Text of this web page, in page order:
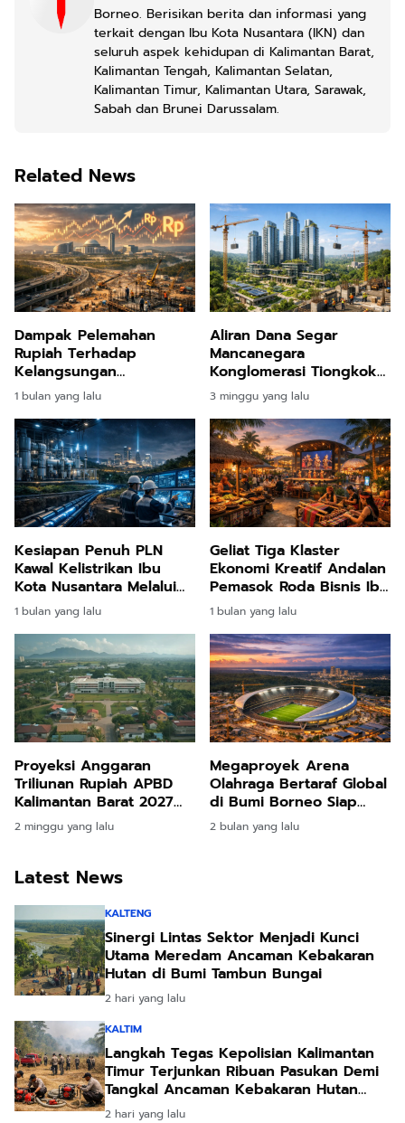
Borneo. Berisikan berita dan informasi yang
terkait dengan Ibu Kota Nusantara (IKN) dan
seluruh aspek kehidupan di Kalimantan Barat,
Kalimantan Tengah, Kalimantan Selatan,
Kalimantan Timur, Kalimantan Utara, Sarawak,
Sabah dan Brunei Darussalam.
Related News
Dampak Pelemahan
Rupiah Terhadap
Kelangsungan
Pembangunan Ibu Kota
Nusantara
1 bulan yang lalu
Aliran Dana Segar
Mancanegara
Konglomerasi Tiongkok
Bangun Hunian Megah
Triliunan Rupiah di
Nusantara
3 minggu yang lalu
Kesiapan Penuh PLN
Kawal Kelistrikan Ibu
Kota Nusantara Melalui
Keandalan Infrastruktur
Mutakhir
1 bulan yang lalu
Geliat Tiga Klaster
Ekonomi Kreatif Andalan
Pemasok Roda Bisnis Ibu
Kota Nusantara
1 bulan yang lalu
Proyeksi Anggaran
Triliunan Rupiah APBD
Kalimantan Barat 2027
Difokuskan untuk
Peningkatan Kualitas
Ekonomi Daerah
2 minggu yang lalu
Megaproyek Arena
Olahraga Bertaraf Global
di Bumi Borneo Siap
Tantang Dominasi Segiri
dan Batakan
2 bulan yang lalu
Latest News
KALTENG
Sinergi Lintas Sektor Menjadi Kunci
Utama Meredam Ancaman Kebakaran
Hutan di Bumi Tambun Bungai
2 hari yang lalu
KALTIM
Langkah Tegas Kepolisian Kalimantan
Timur Terjunkan Ribuan Pasukan Demi
Tangkal Ancaman Kebakaran Hutan
Akibat Kemarau Ekstrem
2 hari yang lalu